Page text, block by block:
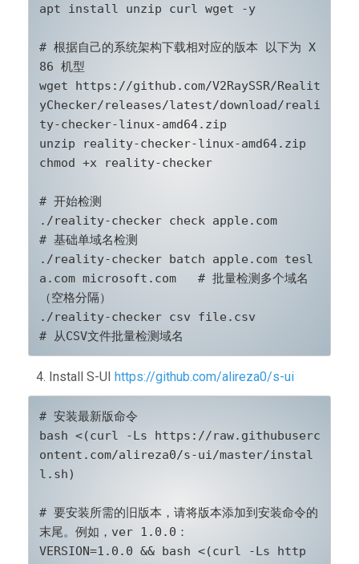
apt install unzip curl wget -y
# 根据自己的系统架构下载相对应的版本 以下为 X
86 机型
wget https://github.com/V2RaySSR/Realit
yChecker/releases/latest/download/reali
ty-checker-linux-amd64.zip
unzip reality-checker-linux-amd64.zip
chmod +x reality-checker
# 开始检测
./reality-checker check apple.com
# 基础单域名检测
./reality-checker batch apple.com tesl
a.com microsoft.com   # 批量检测多个域名
（空格分隔）
./reality-checker csv file.csv
# 从CSV文件批量检测域名
4. Install S-UI https://github.com/alireza0/s-ui
# 安装最新版命令
bash <(curl -Ls https://raw.githubuserc
ontent.com/alireza0/s-ui/master/instal
l.sh)
# 要安装所需的旧版本，请将版本添加到安装命令的
末尾。例如，ver 1.0.0：
VERSION=1.0.0 && bash <(curl -Ls http